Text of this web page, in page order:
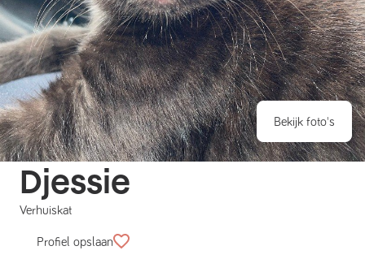
Bekijk foto's
Djessie
Verhuiskat
Profiel opslaan